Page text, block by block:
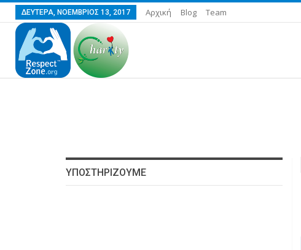
ΔΕΥΤΈΡΑ, ΝΟΈΜΒΡΙΟΣ 13, 2017 Αρχική Blog Team
ΥΠΟΣΤΗΡΙΖΟΥΜΕ